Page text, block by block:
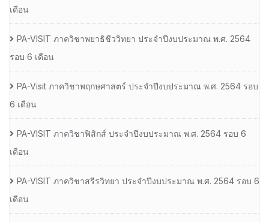
เดือน
PA-VISIT ภาควิชาพยาธิชีววิทยา ประจำปีงบประมาณ พ.ศ. 2564
รอบ 6 เดือน
PA-Visit ภาควิชาพฤกษศาสตร์ ประจำปีงบประมาณ พ.ศ. 2564 รอบ
6 เดือน
PA-VISIT ภาควิชาฟิสิกส์ ประจำปีงบประมาณ พ.ศ. 2564 รอบ 6
เดือน
PA-VISIT ภาควิชาสรีรวิทยา ประจำปีงบประมาณ พ.ศ. 2564 รอบ 6
เดือน